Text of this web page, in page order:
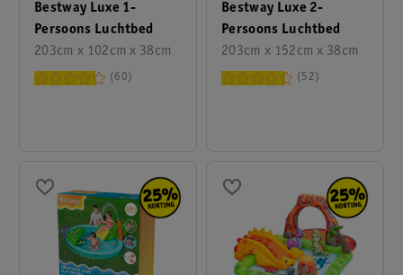
Bestway Luxe 1-
Persoons Luchtbed
203cm x 102cm x 38cm
60
Bestway Luxe 2-
Persoons Luchtbed
203cm x 152cm x 38cm
52